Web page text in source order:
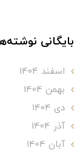
بایگانی
اسفند 1404
بهمن 1404
دی 1404
آذر 1404
آبان 1404